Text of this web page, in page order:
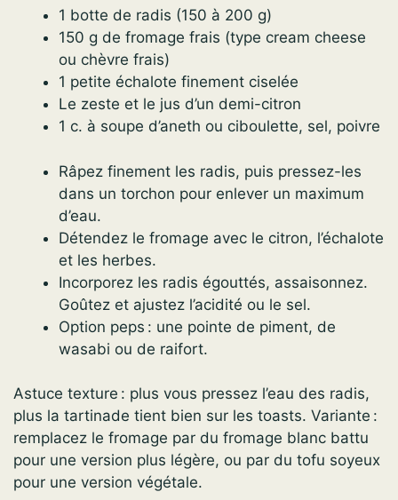
1 botte de radis (150 à 200 g)
150 g de fromage frais (type cream cheese
ou chèvre frais)
1 petite échalote finement ciselée
Le zeste et le jus d’un demi-citron
1 c. à soupe d’aneth ou ciboulette, sel, poivre
Râpez finement les radis, puis pressez-les
dans un torchon pour enlever un maximum
d’eau.
Détendez le fromage avec le citron, l’échalote
et les herbes.
Incorporez les radis égouttés, assaisonnez.
Goûtez et ajustez l’acidité ou le sel.
Option peps : une pointe de piment, de
wasabi ou de raifort.
Astuce texture : plus vous pressez l’eau des radis,
plus la tartinade tient bien sur les toasts. Variante :
remplacez le fromage par du fromage blanc battu
pour une version plus légère, ou par du tofu soyeux
pour une version végétale.